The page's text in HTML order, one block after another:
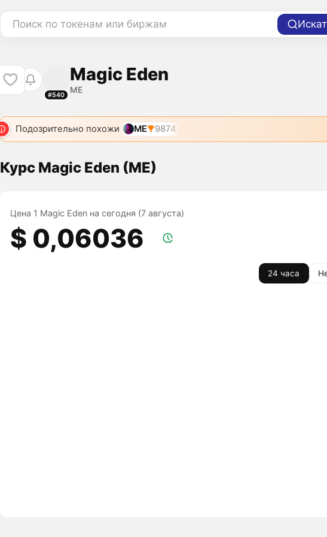
Поиск по токенам или биржам
#540
Magic Eden
ME
Подозрительно похожи ME 9874
Курс Magic Eden (ME)
Цена 1 Magic Eden на сегодня (7 августа)
$ 0,06036
24 часа